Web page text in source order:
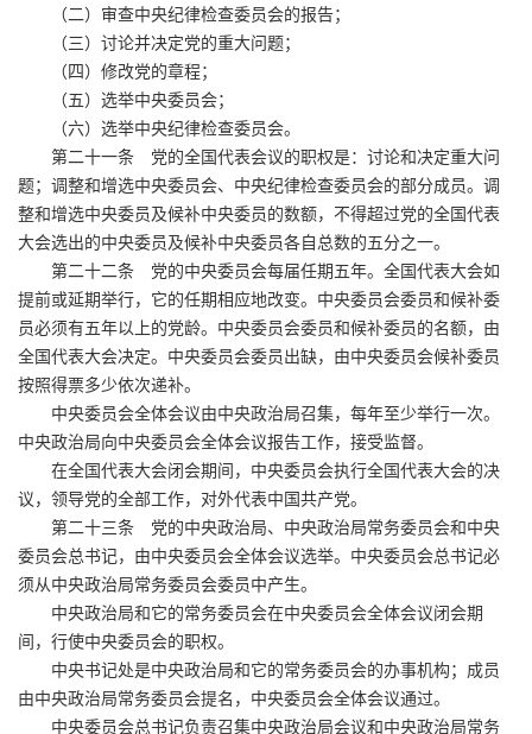
（二）审查中央纪律检查委员会的报告；
（三）讨论并决定党的重大问题；
（四）修改党的章程；
（五）选举中央委员会；
（六）选举中央纪律检查委员会。
第二十一条 党的全国代表会议的职权是：讨论和决定重大问
题；调整和增选中央委员会、中央纪律检查委员会的部分成员。调
整和增选中央委员及候补中央委员的数额，不得超过党的全国代表
大会选出的中央委员及候补中央委员各自总数的五分之一。
第二十二条 党的中央委员会每届任期五年。全国代表大会如
提前或延期举行，它的任期相应地改变。中央委员会委员和候补委
员必须有五年以上的党龄。中央委员会委员和候补委员的名额，由
全国代表大会决定。中央委员会委员出缺，由中央委员会候补委员
按照得票多少依次递补。
中央委员会全体会议由中央政治局召集，每年至少举行一次。
中央政治局向中央委员会全体会议报告工作，接受监督。
在全国代表大会闭会期间，中央委员会执行全国代表大会的决
议，领导党的全部工作，对外代表中国共产党。
第二十三条 党的中央政治局、中央政治局常务委员会和中央
委员会总书记，由中央委员会全体会议选举。中央委员会总书记必
须从中央政治局常务委员会委员中产生。
中央政治局和它的常务委员会在中央委员会全体会议闭会期
间，行使中央委员会的职权。
中央书记处是中央政治局和它的常务委员会的办事机构；成员
由中央政治局常务委员会提名，中央委员会全体会议通过。
中央委员会总书记负责召集中央政治局会议和中央政治局常务